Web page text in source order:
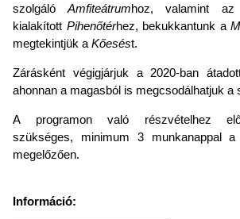
szolgálóAmfiteátrumhoz, valamint az
kialakított Pihenőtérhez, bekukkantunk a
megtekintjük a Kőesést.
Zárásként végigjárjuk a 2020-ban
ahonnan a magasból is megcsodálhatjuk a
A programon való részvételhez
szükséges, minimum 3 munkanappal a
megelőzően.
Információ: